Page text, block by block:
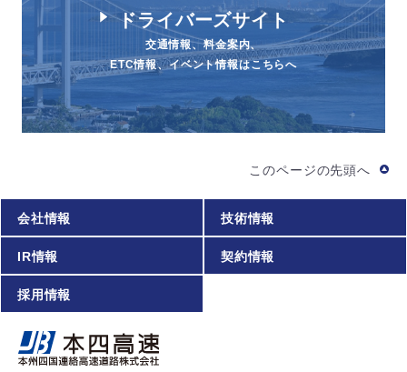
ドライバーズサイト
交通情報、料金案内、
ETC情報、イベント情報はこちらへ
このページの先頭へ
会社情報 技術情報
IR情報 契約情報
採用情報